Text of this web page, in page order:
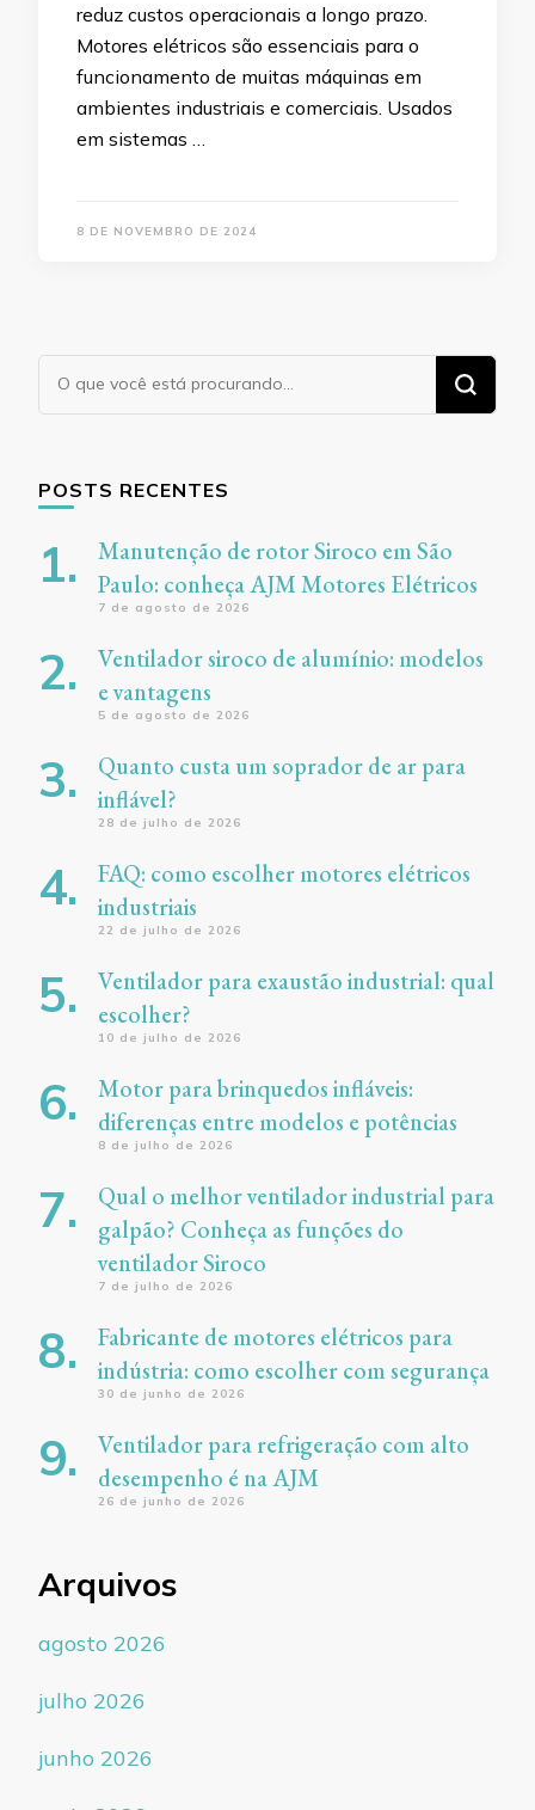
reduz custos operacionais a longo prazo.
Motores elétricos são essenciais para o
funcionamento de muitas máquinas em
ambientes industriais e comerciais. Usados
em sistemas …
8 DE NOVEMBRO DE 2024
Procurando
algo?
POSTS RECENTES
Manutenção de rotor Siroco em São
Paulo: conheça AJM Motores Elétricos
7 de agosto de 2026
Ventilador siroco de alumínio: modelos
e vantagens
5 de agosto de 2026
Quanto custa um soprador de ar para
inflável?
28 de julho de 2026
FAQ: como escolher motores elétricos
industriais
22 de julho de 2026
Ventilador para exaustão industrial: qual
escolher?
10 de julho de 2026
Motor para brinquedos infláveis:
diferenças entre modelos e potências
8 de julho de 2026
Qual o melhor ventilador industrial para
galpão? Conheça as funções do
ventilador Siroco
7 de julho de 2026
Fabricante de motores elétricos para
indústria: como escolher com segurança
30 de junho de 2026
Ventilador para refrigeração com alto
desempenho é na AJM
26 de junho de 2026
Arquivos
agosto 2026
julho 2026
junho 2026